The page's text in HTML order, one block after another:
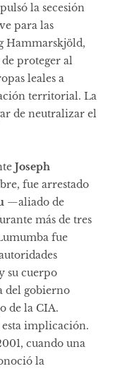
la secesión
para las
Hammarskjöld,
proteger al
leales a
territorial. La
de neutralizar el
Joseph
fue arrestado
—aliado de
más de tres
fue
su cuerpo
del gobierno
de la CIA.
esta implicación.
cuando una
la